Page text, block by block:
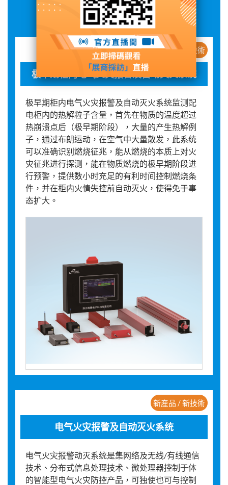
展品詳情
新産品 / 新技術
极早期柜内电气火灾报警及自动灭火系统
极早期柜内电气火灾报警及自动灭火系统监测配
电柜内的热解粒子含量，首先在物质的温度超过
热崩溃点后（极早期阶段），大量的产生热解例
子，通过布朗运动，在空气中大量散发，此系统
可以准确识别燃烧征兆，能从燃烧的本质上对火
灾征兆进行探测，能在物质燃烧的极早期阶段进
行预警，提供数小时充足的有利时间控制燃烧条
件，并在柜内火情失控前自动灭火，使得免于事
态扩大。
新産品 / 新技術
电气火灾报警及自动灭火系统
电气火灾报警动灭系统是集网络及无线/有线通信
技术、分布式信息处理技术、微处理器控制于体
的智能型电气火灾防控产品，可独使也可与控制